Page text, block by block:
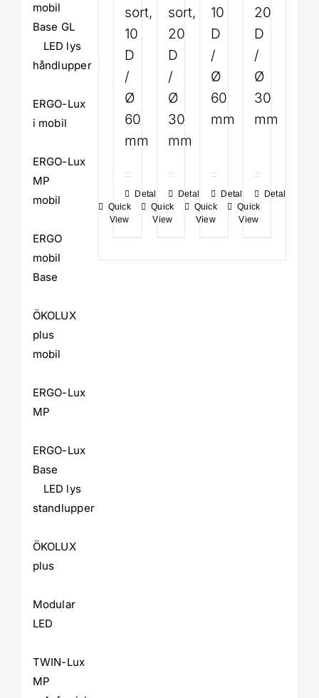
mobil
Base GL
LED lys
håndlupper
ERGO-Lux
i mobil
ERGO-Lux
MP
mobil
ERGO
mobil
Base
ÖKOLUX
plus
mobil
ERGO-Lux
MP
ERGO-Lux
Base
LED lys
standlupper
ÖKOLUX
plus
Modular
LED
TWIN-Lux
MP
sort,
10
D
/
Ø
60
mm
Detaljer
Quick
View
sort,
20
D
/
Ø
30
mm
Detaljer
Quick
View
10
D
/
Ø
60
mm
Detaljer
Quick
View
20
D
/
Ø
30
mm
Detaljer
Quick
View